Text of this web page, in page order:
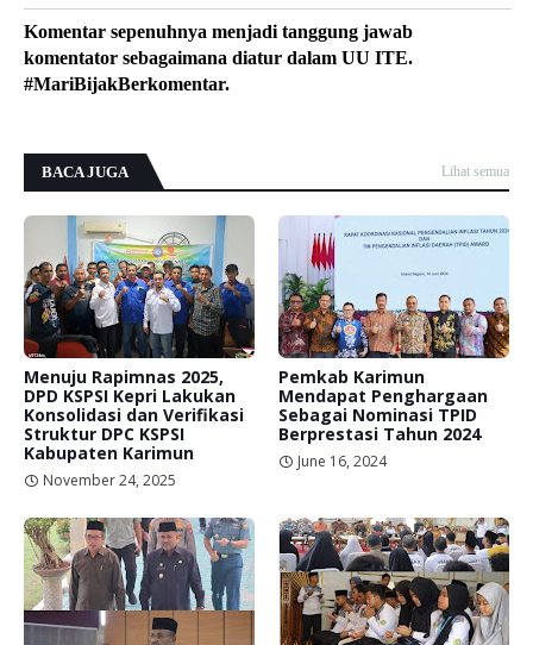
Komentar sepenuhnya menjadi tanggung jawab
komentator sebagaimana diatur dalam UU ITE.
#MariBijakBerkomentar.
BACA JUGA Lihat semua
Menuju Rapimnas 2025,
DPD KSPSI Kepri Lakukan
Konsolidasi dan Verifikasi
Struktur DPC KSPSI
Kabupaten Karimun
November 24, 2025
Pemkab Karimun
Mendapat Penghargaan
Sebagai Nominasi TPID
Berprestasi Tahun 2024
June 16, 2024